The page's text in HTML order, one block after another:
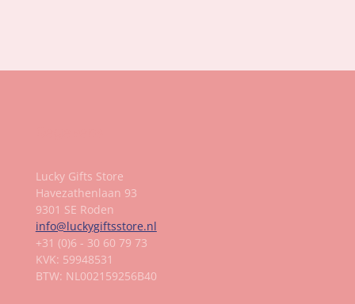
Lucky Gifts Store
Havezathenlaan 93
9301 SE Roden
info@luckygiftsstore.nl
+31 (0)6 - 30 60 79 73
KVK: 59948531
BTW: NL002159256B40